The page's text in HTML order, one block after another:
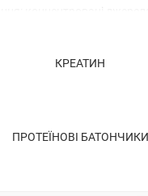
концентровані
і досягнення
КРЕАТИН
ПРОТЕЇНОВІ БАТОНЧИКИ